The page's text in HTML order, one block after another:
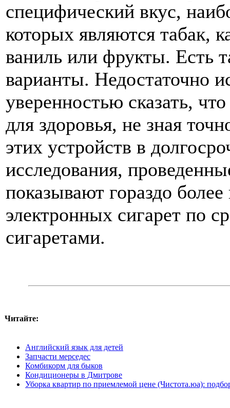
специфический вкус,
которых являются табак,
ваниль или фрукты. Есть
варианты. Недостаточно
уверенностью сказать,
для здоровья, не зная
этих устройств в
исследования,
показывают гораздо
электронных сигарет по
сигаретами.
Читайте:
Английский язык для детей
Запчасти мерседес
Комбикорм для быков
Кондиционеры в Дмитрове
Уборка квартир по приемлемой цене (Чистота.юа):